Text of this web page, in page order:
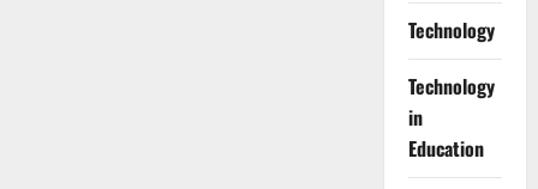
Technology
Technology
in
Education